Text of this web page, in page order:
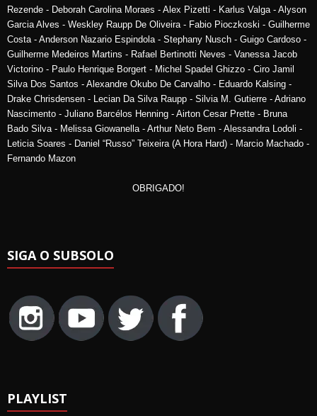
Rezende - Deborah Carolina Moraes - Alex Pizetti - Karlus Valga - Alyson
Garcia Alves - Weskley Raupp De Oliveira - Fabio Pioczkoski - Guilherme
Costa - Anderson Nazario Espindola - Stephany Nusch - Guigo Cardoso -
Guilherme Medeiros Martins - Rafael Bertinotti Neves - Vanessa Jacob
Victorino - Paulo Henrique Borgert - Michel Spadel Ghizzo - Ciro Jamil
Silva Dos Santos - Alexandre Okubo De Carvalho - Eduardo Kalsing -
Drake Chrisdensen - Lecian Da Silva Raupp - Silvia M. Gutierre - Adriano
Nascimento - Juliano Barcélos Henning - Airton Cesar Prette - Bruna
Bado Silva - Melissa Giowanella - Arthur Neto Bem - Alessandra Lodoli -
Leticia Soares - Daniel “Russo” Teixeira (A Hora Hard) - Marcio Machado -
Fernando Mazon
OBRIGADO!
SIGA O SUBSOLO
PLAYLIST